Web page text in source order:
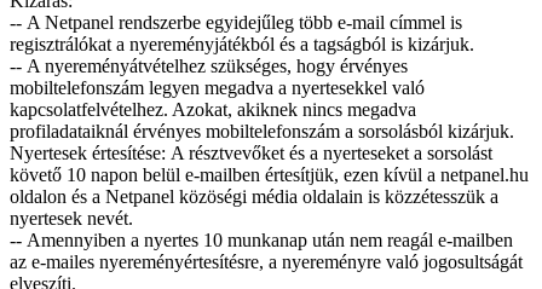
-- A Netpanel rendszerbe egyidejűleg több e-mail címmel is
regisztrálókat a nyereményjátékból és a tagságból is kizárjuk.
-- A nyereményátvételhez szükséges, hogy érvényes
mobiltelefonszám legyen megadva a nyertesekkel való
kapcsolatfelvételhez. Azokat, akiknek nincs megadva
profiladataiknál érvényes mobiltelefonszám a sorsolásból kizárjuk.
Nyertesek értesítése: A résztvevőket és a nyerteseket a sorsolást
követő 10 napon belül e-mailben értesítjük, ezen kívül a netpanel.hu
oldalon és a Netpanel közöségi média oldalain is közzétesszük a
nyertesek nevét.
-- Amennyiben a nyertes 10 munkanap után nem reagál e-mailben
az e-mailes nyereményértesítésre, a nyereményre való jogosultságát
elveszíti.